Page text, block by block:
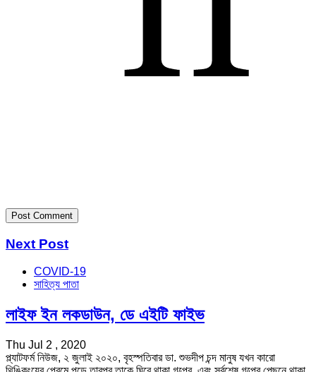
Next Post
COVID-19
সাহিত্য পাতা
লাইফ ইন লকডাউন, ডে এইটি ফাইভ
Thu Jul 2 , 2020
প্ল্যাটফর্ম নিউজ, ২ জুলাই ২০২০, বৃহস্পতিবার ডা. শুভদীপ চন্দ মানুষ যখন কারো